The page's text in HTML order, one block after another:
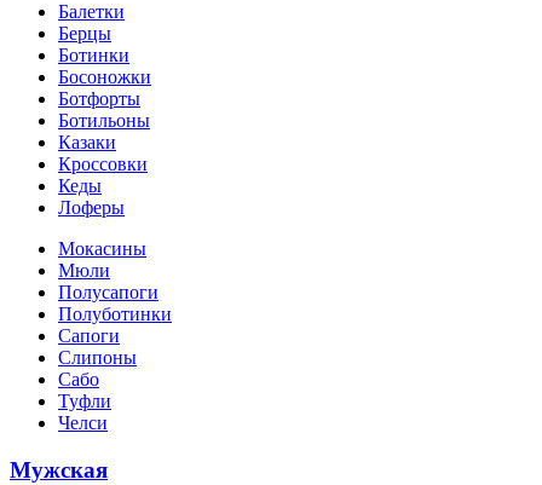
Балетки
Берцы
Ботинки
Босоножки
Ботфорты
Ботильоны
Казаки
Кроссовки
Кеды
Лоферы
Мокасины
Мюли
Полусапоги
Полуботинки
Сапоги
Слипоны
Сабо
Туфли
Челси
Мужская